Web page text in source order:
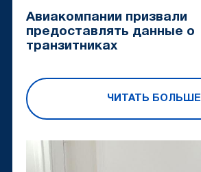
Авиакомпании призвали
предоставлять данные о
транзитниках
ЧИТАТЬ БОЛЬШЕ